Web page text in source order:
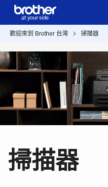
歡迎來到 Brother 台灣 掃描器
掃描器